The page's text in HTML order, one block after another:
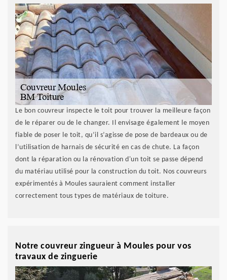
Le bon couvreur inspecte le toit pour trouver la meilleure façon
de le réparer ou de le changer. Il envisage également le moyen
fiable de poser le toit, qu’il s’agisse de pose de bardeaux ou de
l’utilisation de harnais de sécurité en cas de chute. La façon
dont la réparation ou la rénovation d'un toit se passe dépend
du matériau utilisé pour la construction du toit. Nos couvreurs
expérimentés à Moules sauraient comment installer
correctement tous types de matériaux de toiture.
Notre couvreur zingueur à Moules pour vos
travaux de zinguerie